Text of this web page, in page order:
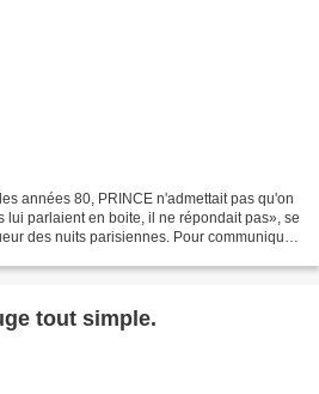
années 80, PRINCE n'admettait pas qu'on
lui parlaient en boite, il ne répondait pas», se
des nuits parisiennes. Pour communiquer
: Le rouge tout simple.